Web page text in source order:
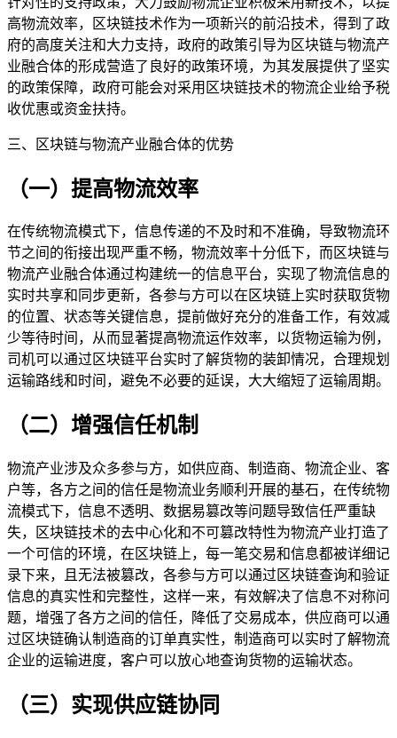
高物流效率，区块链技术作为一项新兴的前沿技术，得到了政
府的高度关注和大力支持，政府的政策引导为区块链与物流产
业融合体的形成营造了良好的政策环境，为其发展提供了坚实
的政策保障，政府可能会对采用区块链技术的物流企业给予税
收优惠或资金扶持。
三、区块链与物流产业融合体的优势
（一）提高物流效率
在传统物流模式下，信息传递的不及时和不准确，导致物流环
节之间的衔接出现严重不畅，物流效率十分低下，而区块链与
物流产业融合体通过构建统一的信息平台，实现了物流信息的
实时共享和同步更新，各参与方可以在区块链上实时获取货物
的位置、状态等关键信息，提前做好充分的准备工作，有效减
少等待时间，从而显著提高物流运作效率，以货物运输为例，
司机可以通过区块链平台实时了解货物的装卸情况，合理规划
运输路线和时间，避免不必要的延误，大大缩短了运输周期。
（二）增强信任机制
物流产业涉及众多参与方，如供应商、制造商、物流企业、客
户等，各方之间的信任是物流业务顺利开展的基石，在传统物
流模式下，信息不透明、数据易篡改等问题导致信任严重缺
失，区块链技术的去中心化和不可篡改特性为物流产业打造了
一个可信的环境，在区块链上，每一笔交易和信息都被详细记
录下来，且无法被篡改，各参与方可以通过区块链查询和验证
信息的真实性和完整性，这样一来，有效解决了信息不对称问
题，增强了各方之间的信任，降低了交易成本，供应商可以通
过区块链确认制造商的订单真实性，制造商可以实时了解物流
企业的运输进度，客户可以放心地查询货物的运输状态。
（三）实现供应链协同